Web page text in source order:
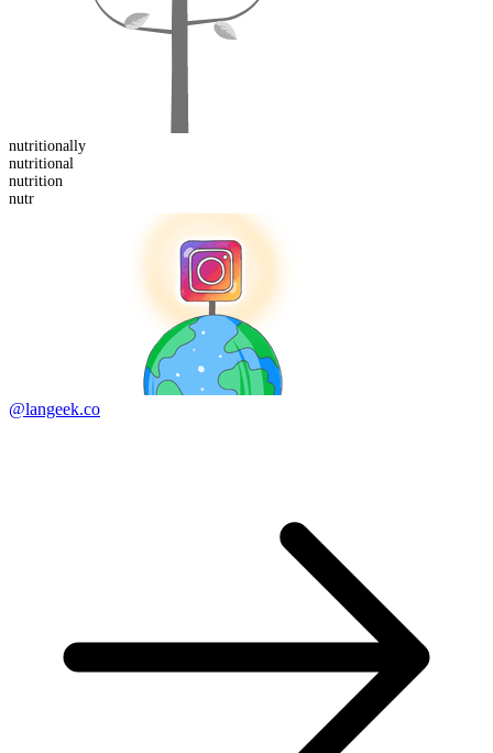
nutritionally
nutritional
nutrition
nutr
@langeek.co